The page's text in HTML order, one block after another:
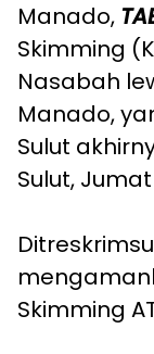
Manado,
Skimming
Nasabah
Manado,
Sulut
Sulut,
Skimming